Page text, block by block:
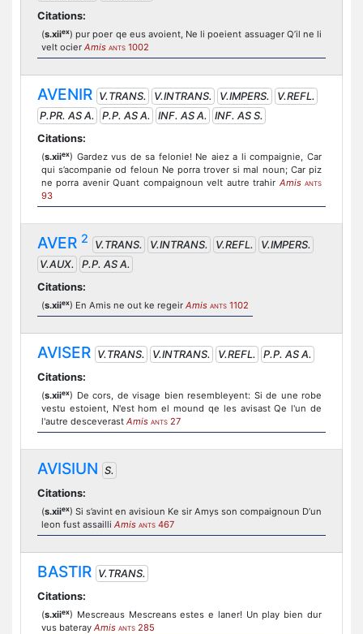
Citations:
(s.xiiex) pur poer qe eus avoient, Ne li poeient assuager Q’il ne li
velt ocier Amis ANTS 1002
AVENIR V.TRANS. V.INTRANS. V.IMPERS.
V.REFL.
P.PR. AS A.
P.P. AS A. INF. AS A.
INF. AS S.
Citations:
(s.xiiex) Gardez vus de sa felonie! Ne aiez a li compaignie, Car
qui s’acompanie od feloun Ne porra trover si mal noun; Car piz
ne porra avenir Quant compaignoun velt autre trahir Amis ANTS
93
AVER 2 V.TRANS. V.INTRANS. V.REFL.
V.IMPERS.
V.AUX.
P.P. AS A.
Citations:
(s.xiiex) En Amis ne out ke regeir Amis ANTS 1102
AVISER V.TRANS. V.INTRANS. V.REFL.
P.P. AS A.
Citations:
(s.xiiex) De cors, de visage bien resembleyent: Si de une robe
vestu estoient, N'est hom el mound qe les avisast Qe l'un de
l'autre desceverast Amis ANTS 27
AVISIUN S.
Citations:
(s.xiiex) Si s’avint en avisioun Ke sir Amys son compaignoun D’un
leon fust assailli Amis ANTS 467
BASTIR V.TRANS.
Citations:
(s.xiiex) Mescreaus Mescreans estes e laner! Un play bien dur
vus bateray Amis ANTS 285